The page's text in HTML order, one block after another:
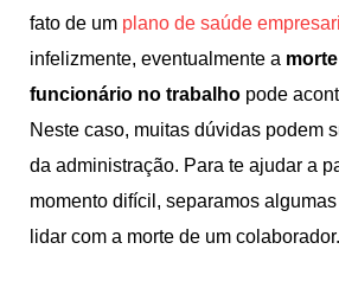
fato de um plano de saúde
infelizmente, eventualmente a
funcionário no trabalho pode
Neste caso, muitas dúvidas podem
da administração. Para te ajudar a
momento difícil, separamos
lidar com a morte de um colaborador.